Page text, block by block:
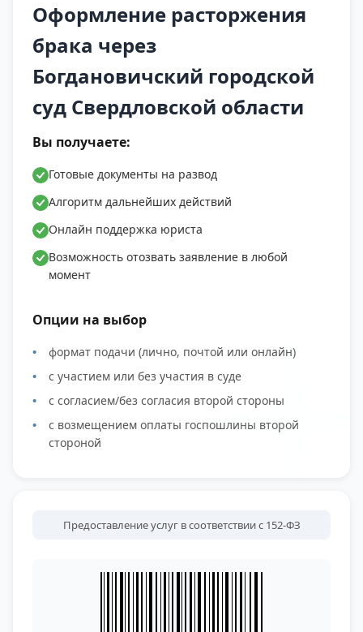
Оформление расторжения
брака через
Богдановичский городской
суд Свердловской области
Вы получаете:
Готовые документы на развод
Алгоритм дальнейших действий
Онлайн поддержка юриста
Возможность отозвать заявление в любой
момент
Опции на выбор
формат подачи (лично, почтой или онлайн)
с участием или без участия в суде
с согласием/без согласия второй стороны
с возмещением оплаты госпошлины второй
стороной
Предоставление услуг в соответствии с 152-ФЗ